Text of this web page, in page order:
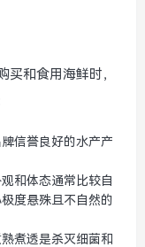
买和食用海鲜时，
信誉良好的水产产
和体态通常比较自
度悬殊且不自然的
煮透是杀灭细菌和